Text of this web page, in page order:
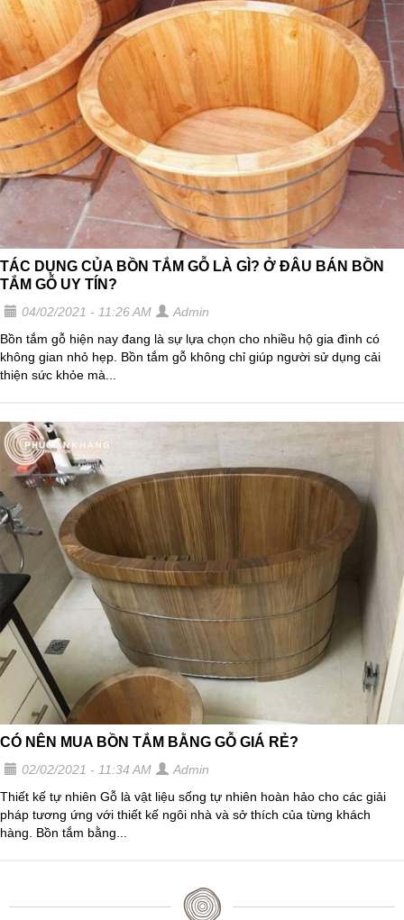
TÁC DỤNG CỦA BỒN TẮM GỖ LÀ GÌ? Ở ĐÂU BÁN BỒN
TẮM GỖ UY TÍN?
04/02/2021 - 11:26 AM
Admin
Bồn tắm gỗ hiện nay đang là sự lựa chọn cho nhiều hộ gia đình có
không gian nhỏ hẹp. Bồn tắm gỗ không chỉ giúp người sử dụng cải
thiện sức khỏe mà...
CÓ NÊN MUA BỒN TẮM BẰNG GỖ GIÁ RẺ?
02/02/2021 - 11:34 AM
Admin
Thiết kế tự nhiên Gỗ là vật liệu sống tự nhiên hoàn hảo cho các giải
pháp tương ứng với thiết kế ngôi nhà và sở thích của từng khách
hàng. Bồn tắm bằng...